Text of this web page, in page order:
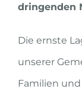
dringenden
Die ernste
unserer
Familien